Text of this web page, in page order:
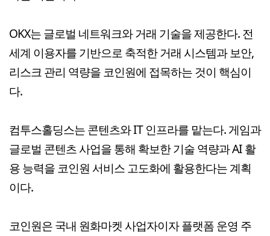
OKX는 글로벌 네트워크와 거래 기술을 제공한다. 전
세계 이용자를 기반으로 축적한 거래 시스템과 보안,
리스크 관리 역량을 코인원에 접목하는 것이 핵심이
다.
컴투스홀딩스는 콘텐츠와 IT 인프라를 맡는다. 게임과
글로벌 콘텐츠 사업을 통해 확보한 기술 역량과 AI 활
용 능력을 코인원 서비스 고도화에 활용한다는 계획
이다.
코인원은 국내 원화마켓 사업자이자 플랫폼 운영 주